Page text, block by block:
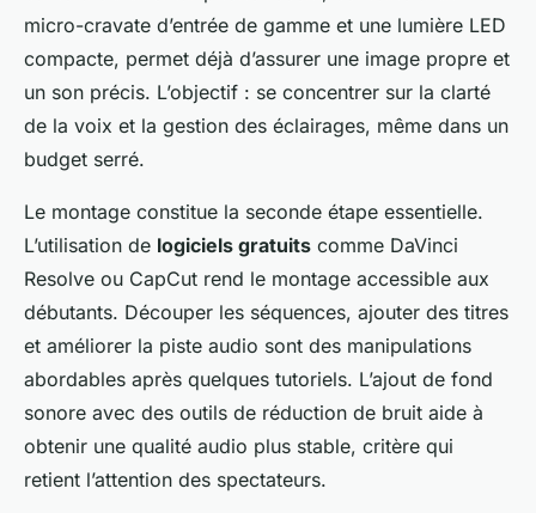
micro-cravate d’entrée de gamme et une lumière LED
compacte, permet déjà d’assurer une image propre et
un son précis. L’objectif : se concentrer sur la clarté
de la voix et la gestion des éclairages, même dans un
budget serré.
Le montage constitue la seconde étape essentielle.
L’utilisation de logiciels gratuits comme DaVinci
Resolve ou CapCut rend le montage accessible aux
débutants. Découper les séquences, ajouter des titres
et améliorer la piste audio sont des manipulations
abordables après quelques tutoriels. L’ajout de fond
sonore avec des outils de réduction de bruit aide à
obtenir une qualité audio plus stable, critère qui
retient l’attention des spectateurs.